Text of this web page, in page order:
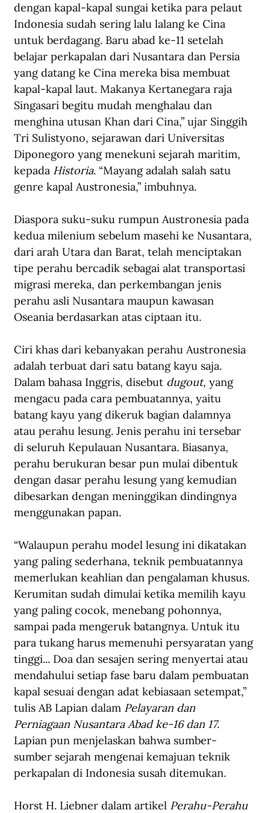
dengan kapal-kapal sungai ketika para pelaut
Indonesia sudah sering lalu lalang ke Cina
untuk berdagang. Baru abad ke-11 setelah
belajar perkapalan dari Nusantara dan Persia
yang datang ke Cina mereka bisa membuat
kapal-kapal laut. Makanya Kertanegara raja
Singasari begitu mudah menghalau dan
menghina utusan Khan dari Cina,” ujar Singgih
Tri Sulistyono, sejarawan dari Universitas
Diponegoro yang menekuni sejarah maritim,
kepada Historia. “Mayang adalah salah satu
genre kapal Austronesia,” imbuhnya.
Diaspora suku-suku rumpun Austronesia pada
kedua milenium sebelum masehi ke Nusantara,
dari arah Utara dan Barat, telah menciptakan
tipe perahu bercadik sebagai alat transportasi
migrasi mereka, dan perkembangan jenis
perahu asli Nusantara maupun kawasan
Oseania berdasarkan atas ciptaan itu.
Ciri khas dari kebanyakan perahu Austronesia
adalah terbuat dari satu batang kayu saja.
Dalam bahasa Inggris, disebut dugout, yang
mengacu pada cara pembuatannya, yaitu
batang kayu yang dikeruk bagian dalamnya
atau perahu lesung. Jenis perahu ini tersebar
di seluruh Kepulauan Nusantara. Biasanya,
perahu berukuran besar pun mulai dibentuk
dengan dasar perahu lesung yang kemudian
dibesarkan dengan meninggikan dindingnya
menggunakan papan.
“Walaupun perahu model lesung ini dikatakan
yang paling sederhana, teknik pembuatannya
memerlukan keahlian dan pengalaman khusus.
Kerumitan sudah dimulai ketika memilih kayu
yang paling cocok, menebang pohonnya,
sampai pada mengeruk batangnya. Untuk itu
para tukang harus memenuhi persyaratan yang
tinggi... Doa dan sesajen sering menyertai atau
mendahului setiap fase baru dalam pembuatan
kapal sesuai dengan adat kebiasaan setempat,”
tulis AB Lapian dalam Pelayaran dan
Perniagaan Nusantara Abad ke-16 dan 17.
Lapian pun menjelaskan bahwa sumber-
sumber sejarah mengenai kemajuan teknik
perkapalan di Indonesia susah ditemukan.
Horst H. Liebner dalam artikel Perahu-Perahu